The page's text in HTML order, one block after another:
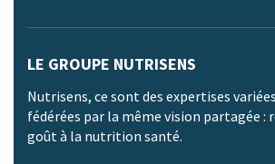
LE GROUPE NUTRISENS
Nutrisens, ce sont des expertises
fédérées par la même vision partagée :
goût à la nutrition santé.